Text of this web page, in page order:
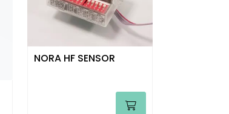
NORA HF SENSOR